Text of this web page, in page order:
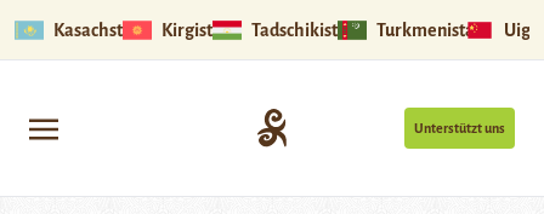
Kasachstan Kirgistan Tadschikistan Turkmenistan
Unterstützt uns